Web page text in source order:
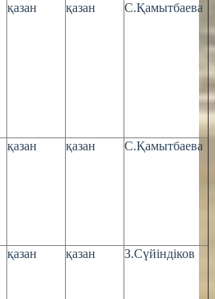
қазан қазан С.Қамытбаева
қазан қазан С.Қамытбаева
қазан қазан З.Сүйіндіков